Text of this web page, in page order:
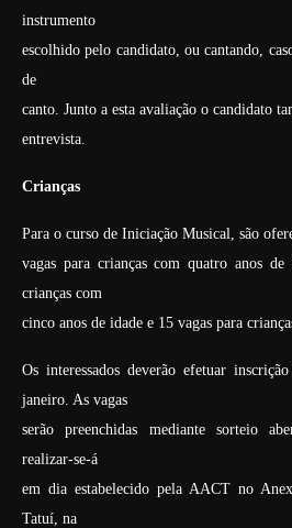
instrumento
escolhido pelo candidato, ou cantando,
de
canto. Junto a esta avaliação o candidato
entrevista.
Crianças
Para o curso de Iniciação Musical, são
vagas para crianças com quatro anos
crianças com
cinco anos de idade e 15 vagas para
Os interessados deverão efetuar
janeiro. As vagas
serão preenchidas mediante sorteio
realizar-se-á
em dia estabelecido pela AACT no
Tatuí, na